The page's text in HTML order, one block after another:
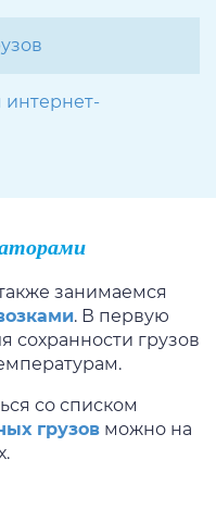
интернет-
занимаемся
. В первую
сохранности грузов
со списком
грузов можно на